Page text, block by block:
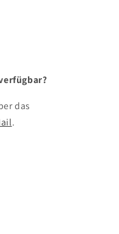
das
.